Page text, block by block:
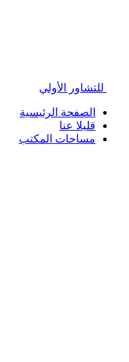
للتشاور الأولي
الصفحة الرئيسية
قليلا عنا
مساحات المكتب